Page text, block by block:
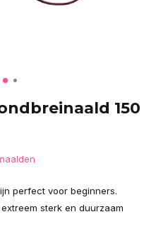
150
perfect voor beginners.
sterk en duurzaam